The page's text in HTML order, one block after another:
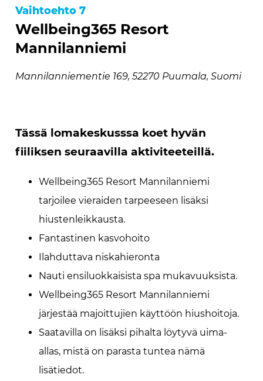
Vaihtoehto 7
Wellbeing365 Resort
Mannilanniemi
Mannilanniementie 169, 52270 Puumala, Suomi
Tässä lomakeskusssa koet hyvän
fiiliksen seuraavilla aktiviteeteillä.
Wellbeing365 Resort Mannilanniemi
tarjoilee vieraiden tarpeeseen lisäksi
hiustenleikkausta.
Fantastinen kasvohoito
Ilahduttava niskahieronta
Nauti ensiluokkaisista spa mukavuuksista.
Wellbeing365 Resort Mannilanniemi
järjestää majoittujien käyttöön hiushoitoja.
Saatavilla on lisäksi pihalta löytyvä uima-
allas, mistä on parasta tuntea nämä
lisätiedot.